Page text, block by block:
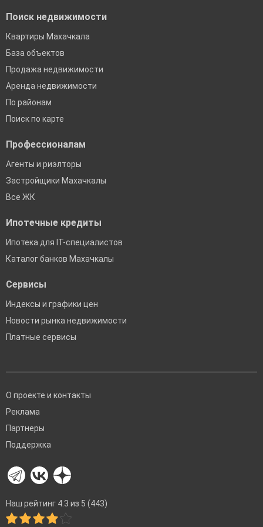
Поиск недвижимости
Квартиры Махачкала
База объектов
Продажа недвижимости
Аренда недвижимости
По районам
Поиск по карте
Профессионалам
Агенты и риэлторы
Застройщики Махачкалы
Все ЖК
Ипотечные кредиты
Ипотека для IT-специалистов
Каталог банков Махачкалы
Сервисы
Индексы и графики цен
Новости рынка недвижимости
Платные сервисы
О проекте и контакты
Реклама
Партнеры
Поддержка
Наш рейтинг 4.3 из 5 (443)